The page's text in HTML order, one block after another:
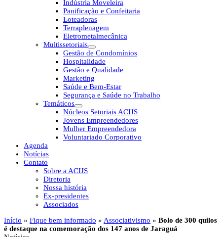
Indústria Moveleira
Panificação e Confeitaria
Loteadoras
Terraplenagem
Eletrometalmecânica
Multissetoriais
Gestão de Condomínios
Hospitalidade
Gestão e Qualidade
Marketing
Saúde e Bem-Estar
Segurança e Saúde no Trabalho
Temáticos
Núcleos Setoriais ACIJS
Jovens Empreendedores
Mulher Empreendedora
Voluntariado Corporativo
Agenda
Notícias
Contato
Sobre a ACIJS
Diretoria
Nossa história
Ex-presidentes
Associados
Início » Fique bem informado » Associativismo » Bolo de 300 quilos
é destaque na comemoração dos 147 anos de Jaraguá